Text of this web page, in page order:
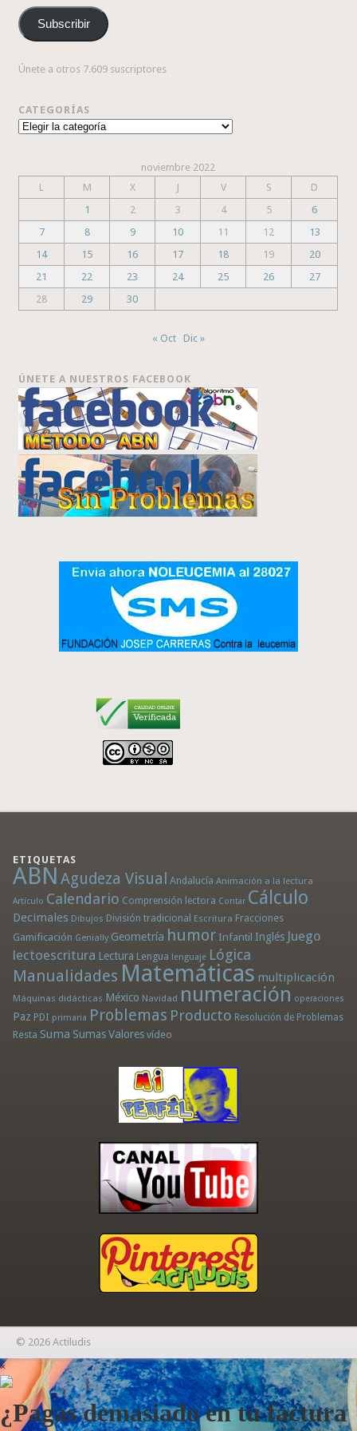
correo
electrónico
Subscribir
Únete a otros 7.609 suscriptores
CATEGORÍAS
Categorías
noviembre 2022
L
M X J V S
D
1
2 3 4 5
6
7
8 9 10 11 12
13
14
15 16 17 18 19
20
21
22 23 24 25 26
27
28
29 30
« Oct Dic »
ÚNETE A NUESTROS FACEBOOK
ETIQUETAS
ABN Agudeza Visual Andalucía Animación a la lectura
Artículo Calendario Comprensión lectora Contar Cálculo
Decimales Dibujos División tradicional Escritura Fracciones
Gamificación Genially Geometría humor Infantil Inglés Juego
lectoescritura Lectura Lengua lenguaje Lógica
Manualidades Matemáticas multiplicación
Máquinas didácticas México Navidad numeración operaciones
Paz PDI primaria Problemas Producto Resolución de Problemas
Resta Suma Sumas Valores vídeo
© 2026 Actiludis
×
¿Pagas demasiado en tu factura